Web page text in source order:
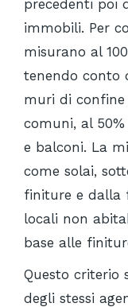
precedenti poi
immobili. Per
misurano al
tenendo conto
muri di
comuni, al
e balconi. La
come solai,
finiture e dalla
locali non
base alle
Questo criterio
degli stessi